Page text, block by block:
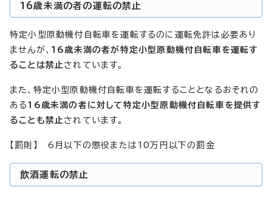
16歳未満の者の運転の禁止
特定小型原動機付自転車を運転するのに運転免許は必要あり
ませんが、 16歳未満の者が特定小型原動機付自転車を運転す
ることは禁止 されています。
また、特定小型原動機付自転車を運転することとなるおそれの
ある 16歳未満の者に対して特定小型原動機付自転車を提供す
ることも禁止 されています。
【罰則】 6月以下の懲役または10万円以下の罰金
飲酒運転の禁止